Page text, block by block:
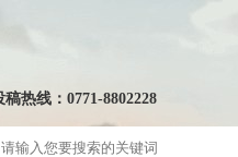
稿热线：0771-8802228